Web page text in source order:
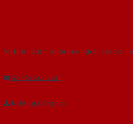
Với kinh nghiệm nhiêu năm nghiên cứu cửa
Gửi yêu cầu tư vấn
Tải báo giá tổng hợp